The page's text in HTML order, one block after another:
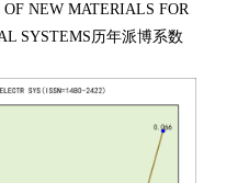
OF NEW MATERIALS FOR
SYSTEMS历年派博系数